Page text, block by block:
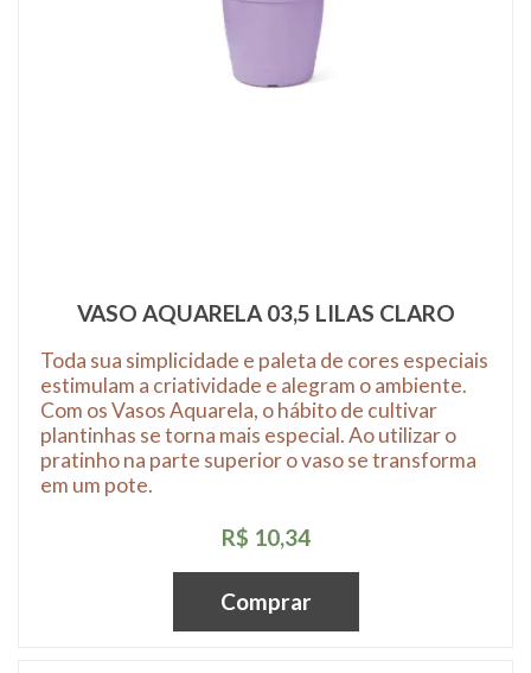
VASO AQUARELA 03,5 LILAS CLARO
Toda sua simplicidade e paleta de cores especiais
estimulam a criatividade e alegram o ambiente.
Com os Vasos Aquarela, o hábito de cultivar
plantinhas se torna mais especial. Ao utilizar o
pratinho na parte superior o vaso se transforma
em um pote.
R$ 10,34
Comprar